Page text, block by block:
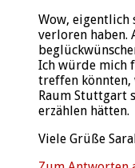
Wow, eigentlich
verloren haben.
Ich würde mich
treffen könnten,
Raum Stuttgart
erzählen hätten.
Viele Grüße